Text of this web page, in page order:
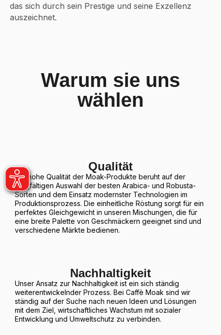
das sich durch sein Prestige und seine Exzellenz
auszeichnet.
Warum sie uns
wählen
Qualität
Die hohe Qualität der Moak-Produkte beruht auf der
sorgfältigen Auswahl der besten Arabica- und Robusta-
Sorten und dem Einsatz modernster Technologien im
Produktionsprozess. Die einheitliche Röstung sorgt für ein
perfektes Gleichgewicht in unseren Mischungen, die für
eine breite Palette von Geschmäckern geeignet sind und
verschiedene Märkte bedienen.
Nachhaltigkeit
Unser Ansatz zur Nachhaltigkeit ist ein sich ständig
weiterentwickelnder Prozess. Bei Caffè Moak sind wir
ständig auf der Suche nach neuen Ideen und Lösungen
mit dem Ziel, wirtschaftliches Wachstum mit sozialer
Entwicklung und Umweltschutz zu verbinden.